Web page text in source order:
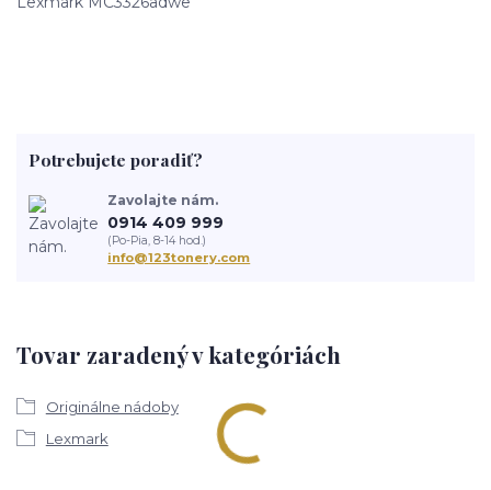
Tovar zaradený v kategóriách
Originálne nádoby
Lexmark
Potrebujete poradiť?
Zavolajte nám.
0914 409 999
(Po-Pia, 8-14 hod.)
info@123tonery.com